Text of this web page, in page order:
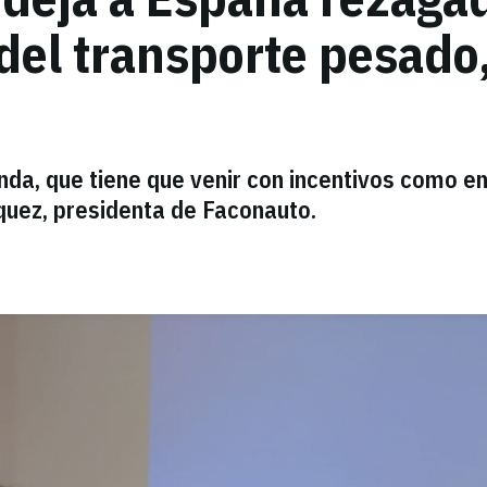
transporte
que tiene que venir con incentivos como
presidenta de Faconauto.